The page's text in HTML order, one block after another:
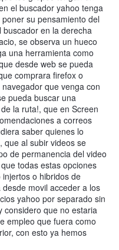
el buscador yahoo tenga
su pensamiento del
en la derecha
se observa un hueco
una herramienta como
desde web se pueda
comprara firefox o
que venga con
pueda buscar una
la ruta!, que en Screen
a correos
saber quienes lo
que al subir videos se
de permanencia del video
todas estas opciones
o hibridos de
movil acceder a los
yahoo por separado sin
considero que no estaria
empleo que fuera como
con esto ya hemos